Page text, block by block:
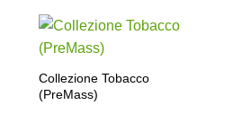
Collezione Tobacco
(PreMass)